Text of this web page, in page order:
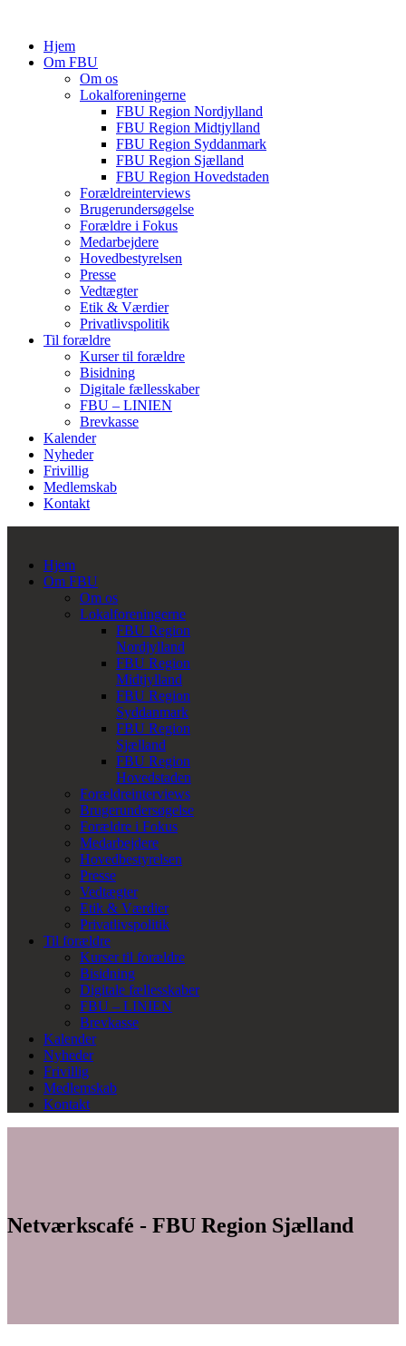
Hjem
Om FBU
Om os
Lokalforeningerne
FBU Region Nordjylland
FBU Region Midtjylland
FBU Region Syddanmark
FBU Region Sjælland
FBU Region Hovedstaden
Forældreinterviews
Brugerundersøgelse
Forældre i Fokus
Medarbejdere
Hovedbestyrelsen
Presse
Vedtægter
Etik & Værdier
Privatlivspolitik
Til forældre
Kurser til forældre
Bisidning
Digitale fællesskaber
FBU – LINIEN
Brevkasse
Kalender
Nyheder
Frivillig
Medlemskab
Kontakt
Hjem
Om FBU
Om os
Lokalforeningerne
FBU Region
Nordjylland
FBU Region
Midtjylland
FBU Region
Syddanmark
FBU Region
Sjælland
FBU Region
Hovedstaden
Forældreinterviews
Brugerundersøgelse
Forældre i Fokus
Medarbejdere
Hovedbestyrelsen
Presse
Vedtægter
Etik & Værdier
Privatlivspolitik
Til forældre
Kurser til forældre
Bisidning
Digitale fællesskaber
FBU – LINIEN
Brevkasse
Kalender
Nyheder
Frivillig
Medlemskab
Kontakt
Netværkscafé - FBU Region Sjælland